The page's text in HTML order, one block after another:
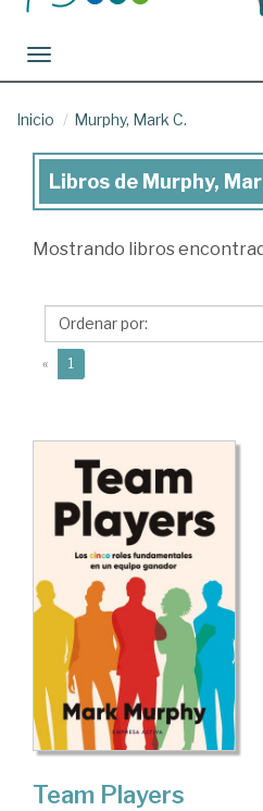
Toggle navigation
Inicio Murphy, Mark C.
Libros
Murphy,
Libros de Murphy,
Mostrando libros
« 1
Team Players